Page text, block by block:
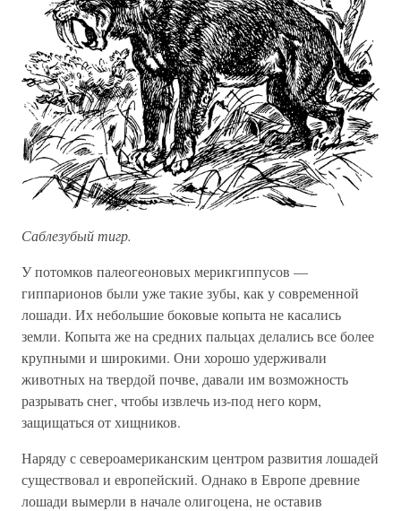
Саблезубый тигр.
У потомков палеогеоновых мерикгиппусов —
гиппарионов были уже такие зубы, как у современной
лошади. Их небольшие боковые копыта не касались
земли. Копыта же на средних пальцах делались все более
крупными и широкими. Они хорошо удерживали
животных на твердой почве, давали им возможность
разрывать снег, чтобы извлечь из-под него корм,
защищаться от хищников.
Наряду с североамериканским центром развития лошадей
существовал и европейский. Однако в Европе древние
лошади вымерли в начале олигоцена, не оставив